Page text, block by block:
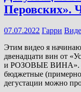
Перовских».
07.07.2022 Гарри
Этим видео я
двенадцати вин от
и РОЗОВЫЕ ВИНА».
бюджетные (примерно
дегустации можно